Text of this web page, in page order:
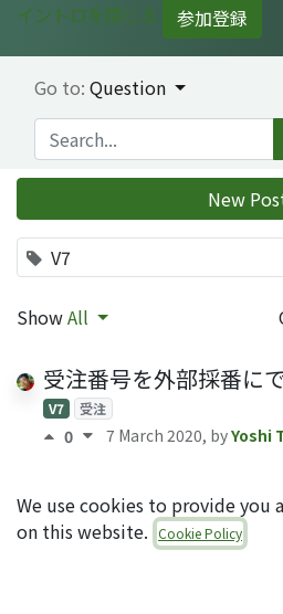
イントロを閉じる
参加登録
Go to: Question
V7
New
ShowAll
受注番号を外部採番に
V7 受注
0 7 March 2020, byYoshi
とはできますか？
V9 V8 V7 リストビュー
We use cookies to provide you
on this website. Cookie Policy